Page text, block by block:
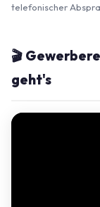
telefonischer
🎬
geht's